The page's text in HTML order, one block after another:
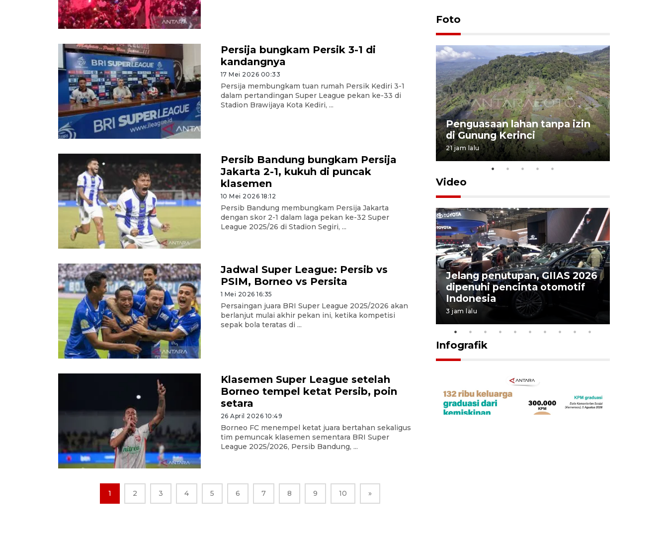
Persija bungkam Persik 3-1 di
kandangnya
17 Mei 2026 00:33
Persija membungkam tuan rumah Persik Kediri 3-1
dalam pertandingan Super League pekan ke-33 di
Stadion Brawijaya Kota Kediri, ...
Persib Bandung bungkam Persija
Jakarta 2-1, kukuh di puncak
klasemen
10 Mei 2026 18:12
Persib Bandung membungkam Persija Jakarta
dengan skor 2-1 dalam laga pekan ke-32 Super
League 2025/26 di Stadion Segiri, ...
Jadwal Super League: Persib vs
PSIM, Borneo vs Persita
1 Mei 2026 16:35
Persaingan juara BRI Super League 2025/2026 akan
berlanjut mulai akhir pekan ini, ketika kompetisi
sepak bola teratas di ...
Klasemen Super League setelah
Borneo tempel ketat Persib, poin
setara
26 April 2026 10:49
Borneo FC menempel ketat juara bertahan sekaligus
tim pemuncak klasemen sementara BRI Super
League 2025/2026, Persib Bandung, ...
1 2 3 4 5 6 7 8 9 10 »
Foto
Penguasaan lahan tanpa izin
di Gunung Kerinci
21 jam lalu
Video
407 Mal di Indonesia hadirkan
program diskon Agustus
10 jam lalu
Jelang penutupan, GIIAS 2026
dipenuhi pencinta otomotif
Indonesia
3 jam lalu
Infografik